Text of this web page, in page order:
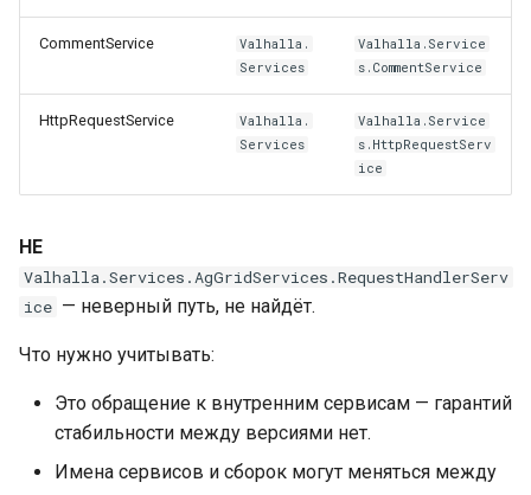
CommentService
Valhalla.
Services
Valhalla.Service
s.CommentService
HttpRequestService
Valhalla.
Services
Valhalla.Service
s.HttpRequestServ
ice
НЕ
Valhalla.Services.AgGridServices.RequestHandlerServ
ice — неверный путь, не найдёт.
Что нужно учитывать:
Это обращение к внутренним сервисам — гарантий
стабильности между версиями нет.
Имена сервисов и сборок могут меняться между